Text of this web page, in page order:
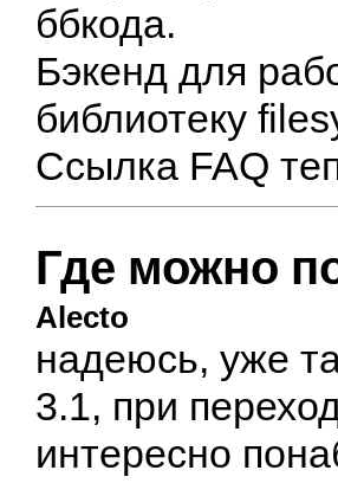
ббкода.
Бэкенд для
библиотеку
Ссылка FAQ
Где можно
Alecto
надеюсь, уже
3.1, при
интересно